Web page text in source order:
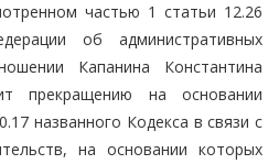
частью 1 статьи 12.26
об административных
Капанина Константина
прекращению на основании
названного Кодекса в связи с
на основании которых